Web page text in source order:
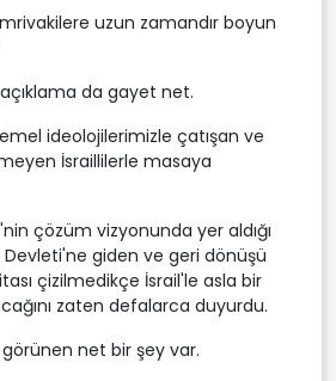
uzun zamandır boyun
da gayet net.
ideolojilerimizle çatışan ve
İsraillilerle masaya
çözüm vizyonunda yer aldığı
Devleti'ne giden ve geri dönüşü
çizilmedikçe İsrail'le asla bir
zaten defalarca duyurdu.
net bir şey var.